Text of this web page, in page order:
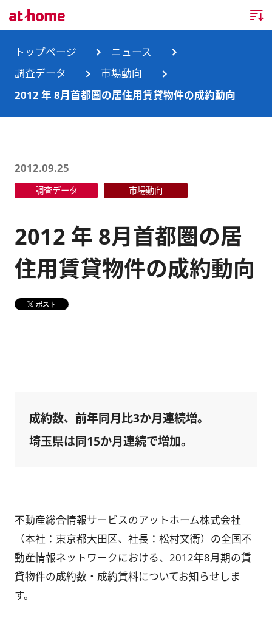
トップページ
企業情報
事業所・グループ会社
沿革
サステナビリティ
調査データ
ランキング
消費者向け不動産情報サービス
不動産業務支援サービス
キャリア採用情報
障がい者採用情報
トップページ
ニュース
調査データ
市場動向
2012 年 8月首都圏の居住用賃貸物件の成約動向
2012.09.25
調査データ 市場動向
2012 年 8月首都圏の居
住用賃貸物件の成約動向
ポスト
成約数、前年同月比3か月連続増。
埼玉県は同15か月連続で増加。
不動産総合情報サービスのアットホーム株式会社
（本社：東京都大田区、社長：松村文衞）の全国不
動産情報ネットワークにおける、2012年8月期の賃
貸物件の成約数・成約賃料についてお知らせしま
す。